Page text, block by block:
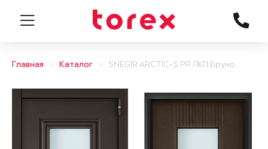
Главная Каталог SNEGIR ARCTIC-S PP ЛКП Бруно